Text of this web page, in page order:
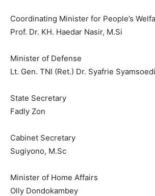
Coordinating Minister for People’s
Prof. Dr. KH. Haedar Nasir, M.Si
Minister of Defense
Lt. Gen. TNI (Ret.) Dr. Syafrie
State Secretary
Fadly Zon
Cabinet Secretary
Sugiyono, M.Sc
Minister of Home Affairs
Olly Dondokambey